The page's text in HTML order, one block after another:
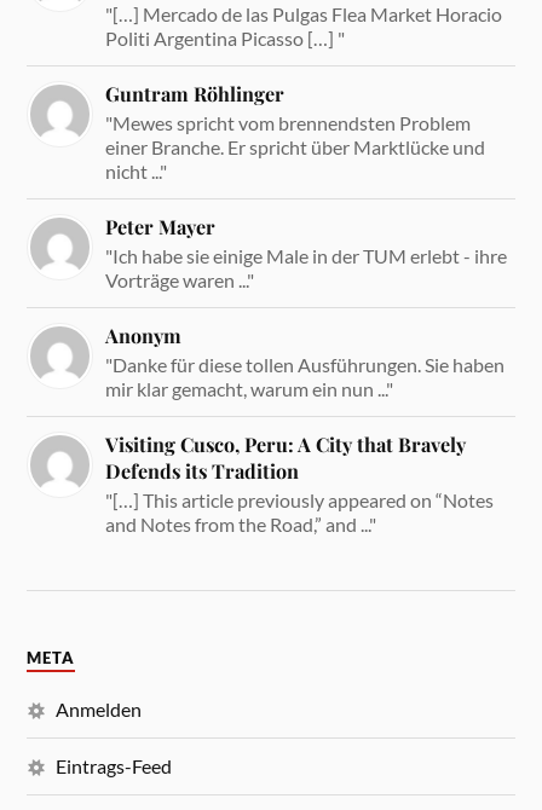
"[…] Mercado de las Pulgas Flea Market Horacio
Politi Argentina Picasso […] "
Guntram Röhlinger
"Mewes spricht vom brennendsten Problem
einer Branche. Er spricht über Marktlücke und
nicht ..."
Peter Mayer
"Ich habe sie einige Male in der TUM erlebt - ihre
Vorträge waren ..."
Anonym
"Danke für diese tollen Ausführungen. Sie haben
mir klar gemacht, warum ein nun ..."
Visiting Cusco, Peru: A City that Bravely
Defends its Tradition
"[…] This article previously appeared on “Notes
and Notes from the Road,” and ..."
META
Anmelden
Eintrags-Feed